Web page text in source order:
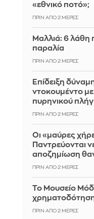
«εθνικό ποτό»;
ΠΡΙΝ ΑΠΌ 2 ΜΈΡΕΣ
Μαλλιά: 6 λάθη
παραλία
ΠΡΙΝ ΑΠΌ 2 ΜΈΡΕΣ
Επίδειξη
ντοκουμέντο
πυρηνικού
ΠΡΙΝ ΑΠΌ 2 ΜΈΡΕΣ
Οι «μαύρες
Παντρεύονται
αποζημίωση
ΠΡΙΝ ΑΠΌ 2 ΜΈΡΕΣ
Το Μουσείο
ΠΡΙΝ ΑΠΌ 2 ΜΈΡΕΣ